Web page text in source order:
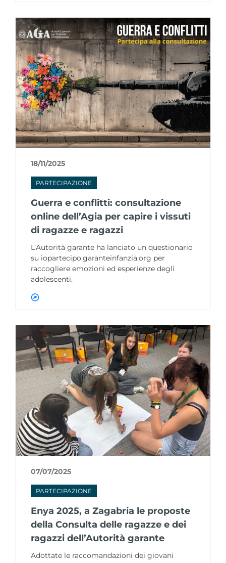
18/11/2025
PARTECIPAZIONE
Guerra e conflitti: consultazione
online dell’Agia per capire i vissuti
di ragazze e ragazzi
L’Autorità garante ha lanciato un questionario
su iopartecipo.garanteinfanzia.org per
raccogliere emozioni ed esperienze degli
adolescenti.
07/07/2025
PARTECIPAZIONE
Enya 2025, a Zagabria le proposte
della Consulta delle ragazze e dei
ragazzi dell’Autorità garante
Adottate le raccomandazioni dei giovani